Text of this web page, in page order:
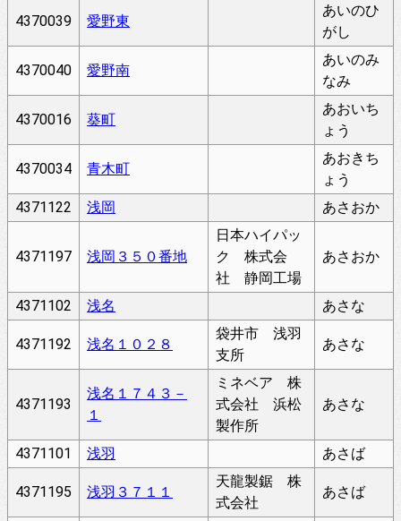
4370039 愛野東
あいのひ
がし
4370040 愛野南
あいのみ
なみ
4370016 葵町
あおいち
ょう
4370034 青木町
あおきち
ょう
4371122
浅岡 あさおか
4371197 浅岡３５０番地
日本ハイパッ
ク 株式会
社 静岡工場
あさおか
4371102 浅名 あさな
4371192 浅名１０２８
袋井市 浅羽
支所
あさな
4371193
浅名１７４３－
１
ミネベア 株
式会社 浜松
製作所
あさな
4371101 浅羽 あさば
4371195 浅羽３７１１
天龍製鋸 株
式会社
あさば